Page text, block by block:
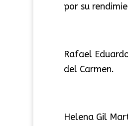
por su
Rafael
del Carmen.
Helena Gil